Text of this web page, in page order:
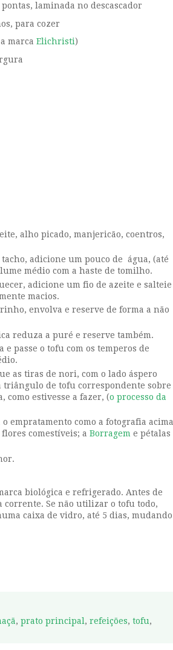
laminada no descascador
para cozer
marca Elichristi)
alho picado, manjericão, coentros,
adicione um pouco de água, (até
médio com a haste de tomilho.
adicione um fio de azeite e salteie
macios.
envolva e reserve de forma a não
reduza a puré e reserve também.
e passe o tofu com os temperos de
as tiras de nori, com o lado áspero
triângulo de tofu correspondente sobre
como estivesse a fazer, (o processo da
empratamento como a fotografia acima
comestíveis; a Borragem e pétalas
biológica e refrigerado. Antes de
corrente. Se não utilizar o tofu todo,
caixa de vidro, até 5 dias, mudando
, prato principal , refeições, tofu,